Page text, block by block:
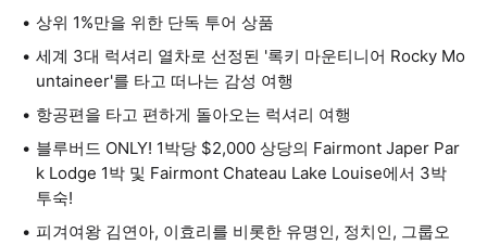
상위 1%만을 위한 단독 투어 상품
세계 3대 럭셔리 열차로 선정된 '록키 마운티니어 Rocky Mo
untaineer'를 타고 떠나는 감성 여행
항공편을 타고 편하게 돌아오는 럭셔리 여행
블루버드 ONLY! 1박당 $2,000 상당의 Fairmont Japer Par
k Lodge 1박 및 Fairmont Chateau Lake Louise에서 3박
투숙!
피겨여왕 김연아, 이효리를 비롯한 유명인, 정치인, 그룹오